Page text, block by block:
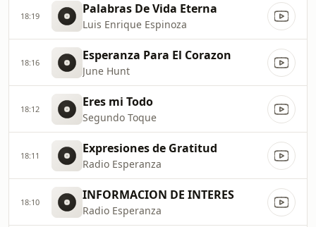
18:19 Palabras De Vida Eterna
Luis Enrique Espinoza
18:16 Esperanza Para El Corazon
June Hunt
18:12 Eres mi Todo
Segundo Toque
18:11 Expresiones de Gratitud
Radio Esperanza
18:10 INFORMACION DE INTERES
Radio Esperanza